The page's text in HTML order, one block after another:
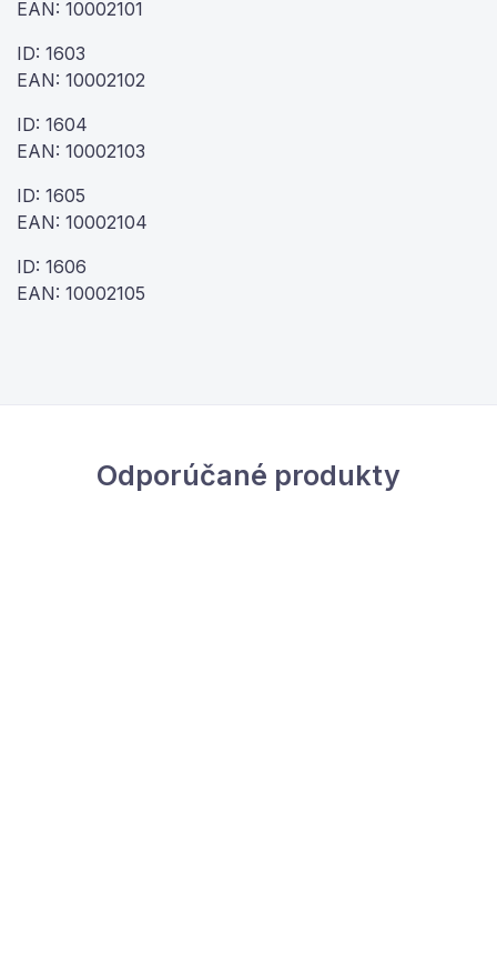
EAN: 10002101
ID: 1603
EAN: 10002102
ID: 1604
EAN: 10002103
ID: 1605
EAN: 10002104
ID: 1606
EAN: 10002105
Odporúčané produkty